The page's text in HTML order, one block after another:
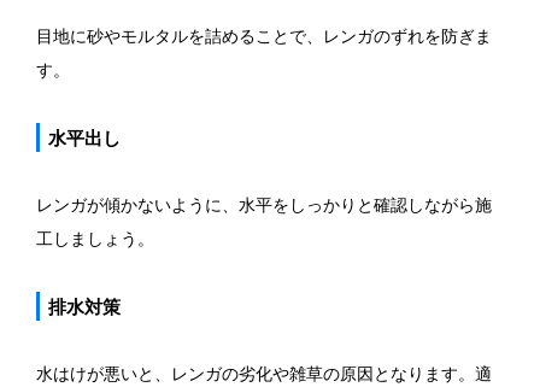
目地に砂やモルタルを詰めることで、レンガのずれを防ぎま
す。
水平出し
レンガが傾かないように、水平をしっかりと確認しながら施
工しましょう。
排水対策
水はけが悪いと、レンガの劣化や雑草の原因となります。適